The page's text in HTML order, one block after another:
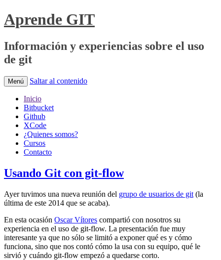
Aprende GIT
Información y experiencias sobre el uso
de git
Menú Saltar al contenido
Inicio
Bitbucket
Github
XCode
¿Quienes somos?
Cursos
Contacto
Usando Git con git-flow
Ayer tuvimos una nueva reunión del grupo de usuarios de git (la
última de este 2014 que se acaba).
En esta ocasión Oscar Vítores compartió con nosotros su
experiencia en el uso de git-flow. La presentación fue muy
interesante ya que no sólo se limitó a exponer qué es y cómo
funciona, sino que nos contó cómo la usa con su equipo, qué le
sirvió y cuándo git-flow empezó a quedarse corto.